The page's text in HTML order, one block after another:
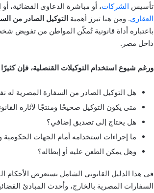
تأسيس الشركات، أو مباشرة الدعاوى القضائية،
العقاري. ومن هنا تبرز أهمية التوكيل الصادر من
باعتباره أداة قانونية تُمكّن المواطن من تفويض
داخل مصر.
ورغم شيوع استخدام التوكيلات القنصلية، فإن
هل التوكيل الصادر من السفارة المصرية
متى يكون التوكيل صحيحًا ومنتجًا لآثاره
هل يحتاج إلى تصديق إضافي؟
ما إجراءات استخدامه أمام الجهات الحكومية
وهل يمكن الطعن عليه أو إبطاله؟
في هذا الدليل القانوني الشامل نستعرض الأحكام
السفارات المصرية بالخارج، وأحدث المبادئ